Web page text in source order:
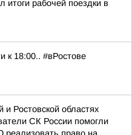
итоги рабочей поездки в
к 18:00.. #вРостове
и Ростовской областях
СК России помогли